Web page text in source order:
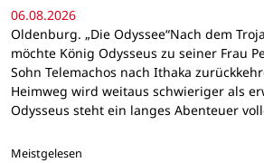
06.08.2026
Oldenburg. „Die Odyssee“Nach dem
möchte König Odysseus zu seiner Frau
Sohn Telemachos nach Ithaka
Heimweg wird weitaus schwieriger als
Odysseus steht ein langes Abenteuer
Meistgelesen